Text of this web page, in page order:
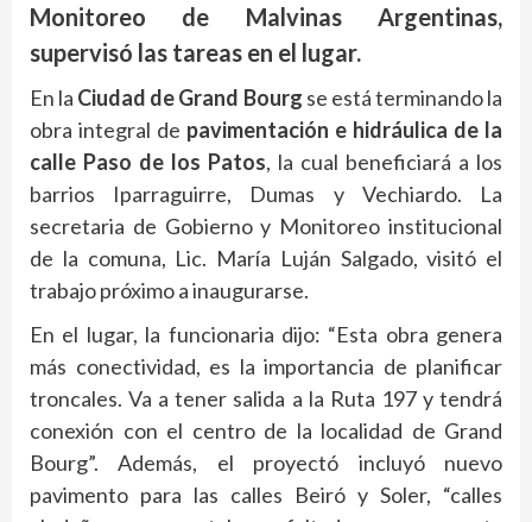
Monitoreo de Malvinas Argentinas,
supervisó las tareas en el lugar.
En la Ciudad de Grand Bourg se está terminando la
obra integral de pavimentación e hidráulica de la
calle Paso de los Patos, la cual beneficiará a los
barrios Iparraguirre, Dumas y Vechiardo. La
secretaria de Gobierno y Monitoreo institucional
de la comuna, Lic. María Luján Salgado, visitó el
trabajo próximo a inaugurarse.
En el lugar, la funcionaria dijo: “Esta obra genera
más conectividad, es la importancia de planificar
troncales. Va a tener salida a la Ruta 197 y tendrá
conexión con el centro de la localidad de Grand
Bourg”. Además, el proyectó incluyó nuevo
pavimento para las calles Beiró y Soler, “calles